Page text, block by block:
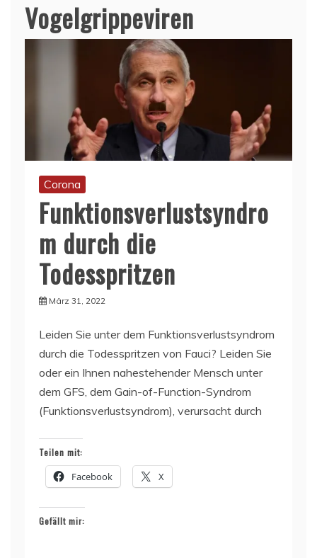
Vogelgrippeviren
Corona
Funktionsverlustsyndro
m durch die
Todesspritzen
März 31, 2022
Leiden Sie unter dem Funktionsverlustsyndrom
durch die Todesspritzen von Fauci? Leiden Sie
oder ein Ihnen nahestehender Mensch unter
dem GFS, dem Gain-of-Function-Syndrom
(Funktionsverlustsyndrom), verursacht durch
Teilen mit:
Facebook X
Gefällt mir: